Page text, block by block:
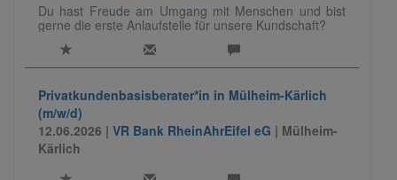
Du hast Freude am Umgang mit Menschen und bist
gerne die erste Anlaufstelle für unsere Kundschaft?
Privatkundenbasisberater*in in Mülheim-Kärlich
(m/w/d)
12.06.2026 | VR Bank RheinAhrEifel eG | Mülheim-
Kärlich